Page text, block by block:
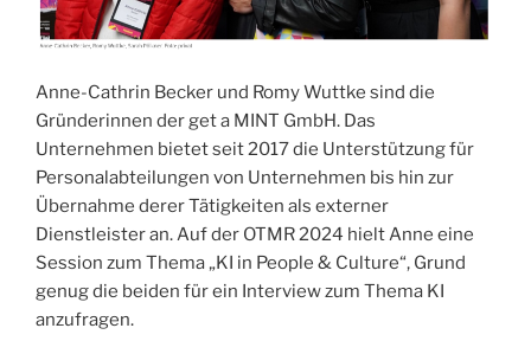
Anne-Cathrin Becker und Romy Wuttke sind die
Gründerinnen der get a MINT GmbH. Das
Unternehmen bietet seit 2017 die Unterstützung für
Personalabteilungen von Unternehmen bis hin zur
Übernahme derer Tätigkeiten als externer
Dienstleister an. Auf der OTMR 2024 hielt Anne eine
Session zum Thema „KI in People & Culture“, Grund
genug die beiden für ein Interview zum Thema KI
anzufragen.